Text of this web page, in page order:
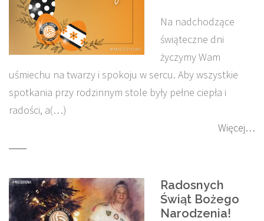
Na nadchodzące
świąteczne dni
życzymy Wam
uśmiechu na twarzy i spokoju w sercu. Aby wszystkie
spotkania przy rodzinnym stole były pełne ciepła i
radości, a(…)
Więcej…
Radosnych
Świąt Bożego
Narodzenia!